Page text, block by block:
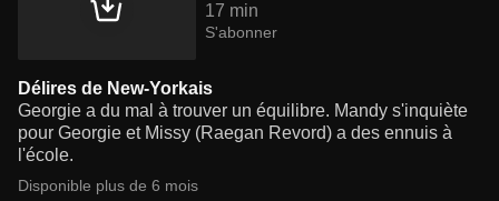
17 min
S'abonner
Délires de New-Yorkais
Georgie a du mal à trouver un équilibre. Mandy s'inquiète
pour Georgie et Missy (Raegan Revord) a des ennuis à
l'école.
Disponible plus de 6 mois